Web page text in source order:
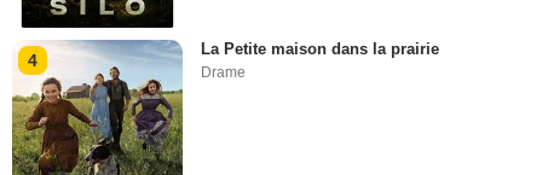
4
La Petite maison dans la prairie
Drame